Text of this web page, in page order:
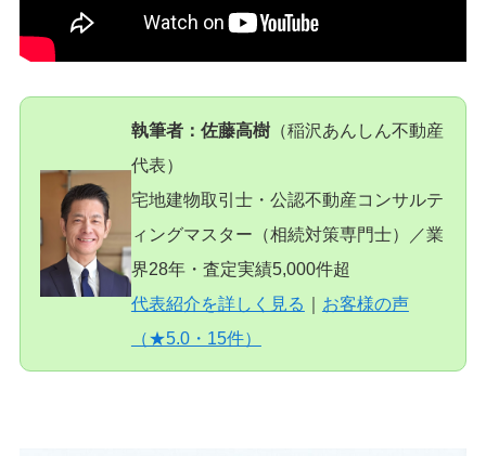
執筆者：佐藤高樹（稲沢あんしん不動産
代表）
宅地建物取引士・公認不動産コンサルテ
ィングマスター（相続対策専門士）／業
界28年・査定実績5,000件超
代表紹介を詳しく見る ｜ お客様の声
（★5.0・15件）